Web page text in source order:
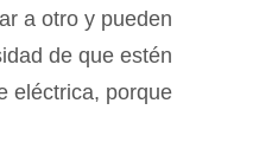
a otro y pueden
de que estén
eléctrica, porque